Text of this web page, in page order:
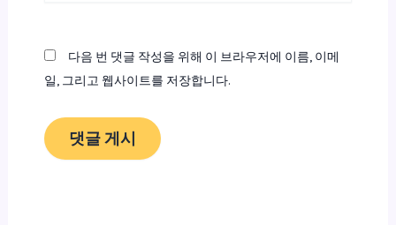
다음 번 댓글 작성을 위해 이 브라우저에 이름, 이메
일, 그리고 웹사이트를 저장합니다.